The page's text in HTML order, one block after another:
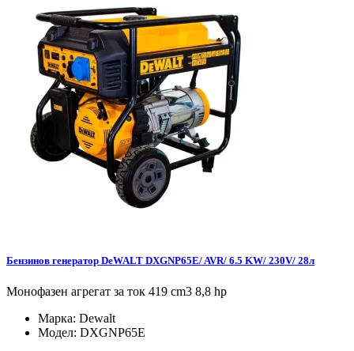
Бензинов генератор DeWALT DXGNP65E/ AVR/ 6.5 KW/ 230V/ 28л
Монофазен агрегат за ток 419 cm3 8,8 hp
Марка: Dewalt
Модел: DXGNP65E